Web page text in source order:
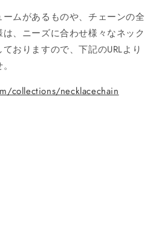
ムがあるものや、チェーンの全
、ニーズに合わせ様々なネック
おりますので、下記のURLより
collections/necklacechain